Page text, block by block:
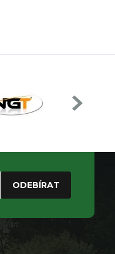
ODEBÍRAT